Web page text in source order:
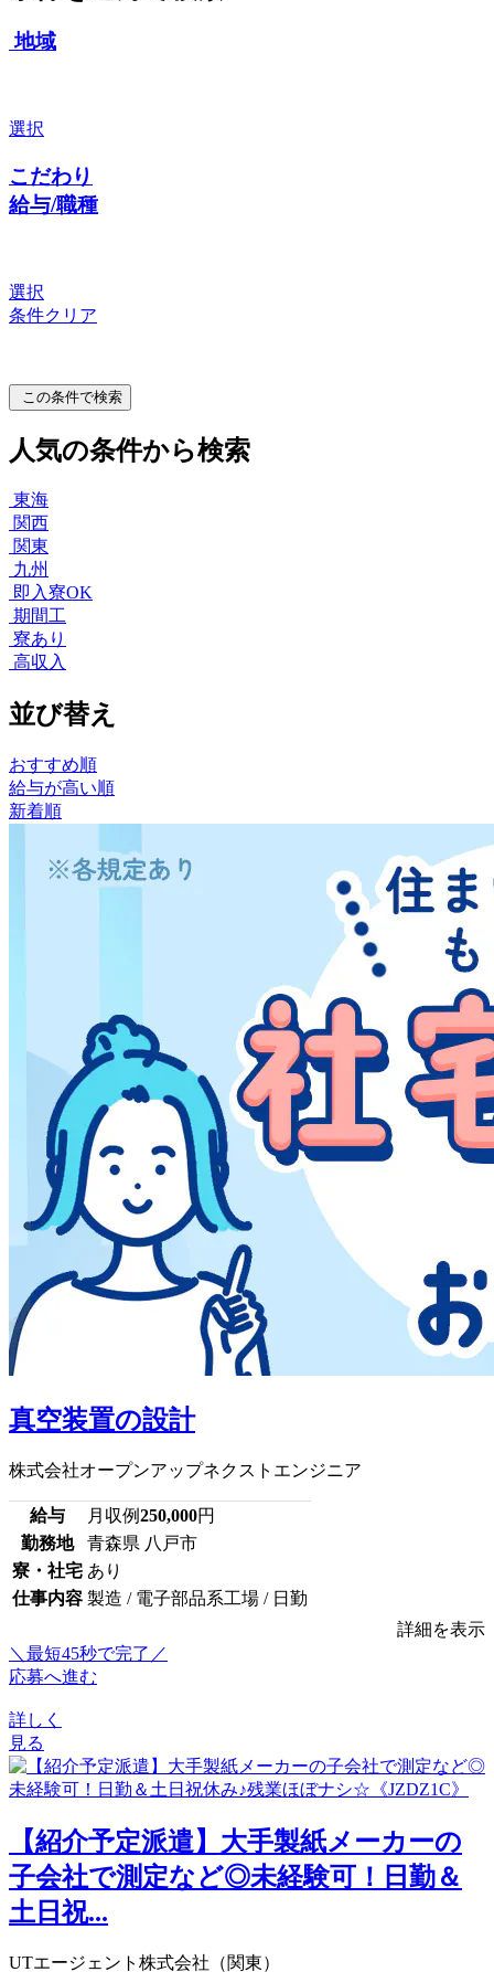
地域
選択
こだわり
給与/職種
選択
条件クリア
この条件で検索
人気の条件から検索
東海
関西
関東
九州
即入寮OK
期間工
寮あり
高収入
並び替え
おすすめ順
給与が高い順
新着順
真空装置の設計
株式会社オープンアップネクストエンジニア
給与 月収例250,000円
勤務地
青森県 八戸市
寮・社宅 あり
仕事内容 製造 / 電子部品系工場 / 日勤
詳細を表示
＼最短45秒で完了／
応募へ進む
詳しく
見る
【紹介予定派遣】大手製紙メーカーの
子会社で測定など◎未経験可！日勤＆
土日祝...
UTエージェント株式会社（関東）